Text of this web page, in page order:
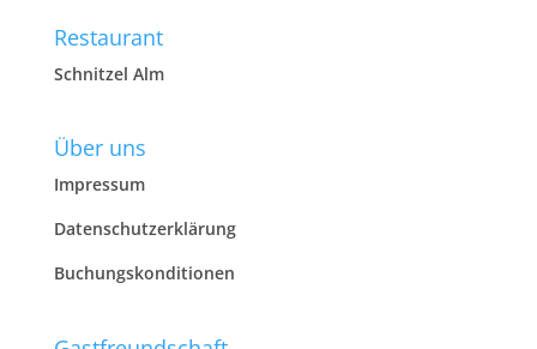
Restaurant
Schnitzel Alm
Über uns
Impressum
Datenschutzerklärung
Buchungskonditionen